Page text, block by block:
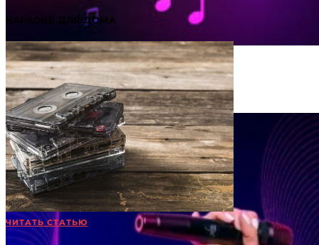
Эффект попутчика
КАРАОКЕ ДЛЯ ДОМА
ЧИТАТЬ СТАТЬЮ